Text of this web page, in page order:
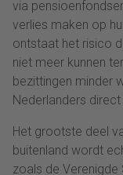
via
verlies maken op
ontstaat het risico
niet meer kunnen
bezittingen minder
Nederlanders
Het grootste deel
buitenland wordt
zoals de Verenigde